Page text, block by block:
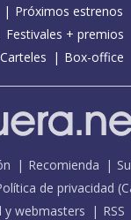
Próximos estrenos
Festivales + premios
Carteles Box-office
Recomienda
de privacidad (
y webmasters RSS